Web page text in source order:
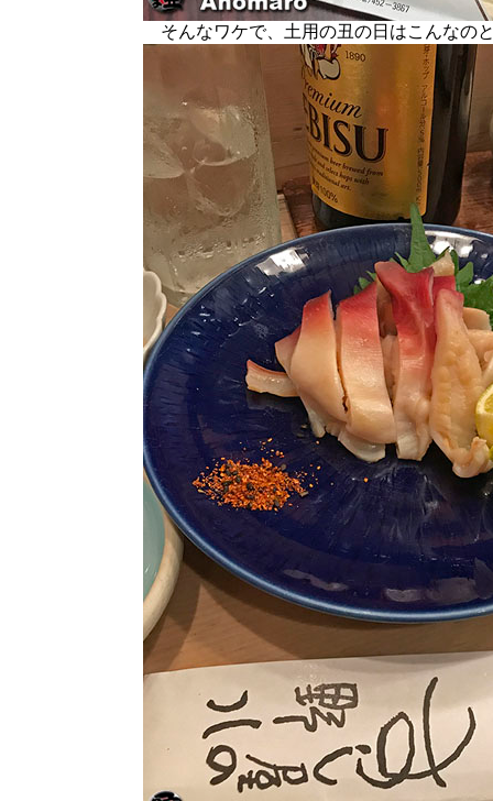
そんなワケで、土用の丑の日はこんなの